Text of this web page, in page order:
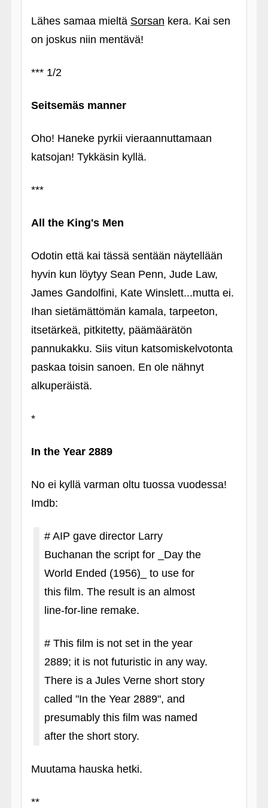
Lähes samaa mieltä Sorsan kera. Kai sen
on joskus niin mentävä!
*** 1/2
Seitsemäs manner
Oho! Haneke pyrkii vieraannuttamaan
katsojan! Tykkäsin kyllä.
***
All the King's Men
Odotin että kai tässä sentään näytellään
hyvin kun löytyy Sean Penn, Jude Law,
James Gandolfini, Kate Winslett...mutta ei.
Ihan sietämättömän kamala, tarpeeton,
itsetärkeä, pitkitetty, päämäärätön
pannukakku. Siis vitun katsomiskelvotonta
paskaa toisin sanoen. En ole nähnyt
alkuperäistä.
*
In the Year 2889
No ei kyllä varman oltu tuossa vuodessa!
Imdb:
# AIP gave director Larry
Buchanan the script for _Day the
World Ended (1956)_ to use for
this film. The result is an almost
line-for-line remake.
# This film is not set in the year
2889; it is not futuristic in any way.
There is a Jules Verne short story
called "In the Year 2889", and
presumably this film was named
after the short story.
Muutama hauska hetki.
**